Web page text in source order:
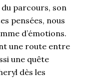
parcours, son
pensées, nous
d’émotions.
une route entre
une quête
dès les